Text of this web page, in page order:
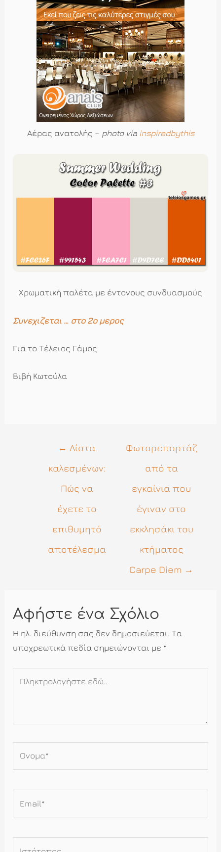
Αέρας ανατολής – photo via inspiredbythis
Χρωματική παλέτα με έντονους συνδυασμούς
Συνεχίζεται … στο 2ο μέρος
Για το Τέλειος Γάμος
Βιβή Κωτούλα
← Λίστα
καλεσμένων:
Πώς να
έχετε το
επιθυμητό
αποτέλεσμα
Φωτορεπορτάζ
από τα
εγκαίνια που
έγιναν στο
εκκλησάκι του
κτήματος
Carpe Diem →
Αφήστε ένα Σχόλιο
Η ηλ. διεύθυνση σας δεν δημοσιεύεται. Τα
υποχρεωτικά πεδία σημειώνονται με *